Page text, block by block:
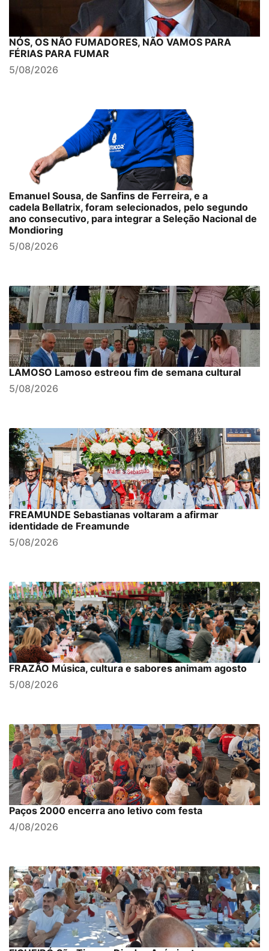
NÓS, OS NÃO FUMADORES, NÃO VAMOS PARA
FÉRIAS PARA FUMAR
5/08/2026
Emanuel Sousa, de Sanfins de Ferreira, e a
cadela Bellatrix, foram selecionados, pelo segundo
ano consecutivo, para integrar a Seleção Nacional de
Mondioring
5/08/2026
LAMOSO Lamoso estreou fim de semana cultural
5/08/2026
FREAMUNDE Sebastianas voltaram a afirmar
identidade de Freamunde
5/08/2026
FRAZÃO Música, cultura e sabores animam agosto
5/08/2026
Paços 2000 encerra ano letivo com festa
4/08/2026